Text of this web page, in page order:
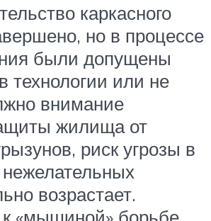
каркасного
но в процессе
были допущены
технологии или не
внимание
жилища от
риск угрозы в
возрастает.